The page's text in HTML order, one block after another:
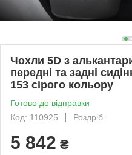
Чохли 5D з
передні та задні
153 сірого кольору
Готово до відправки
Код: 110925
Роздріб
5 842 ₴